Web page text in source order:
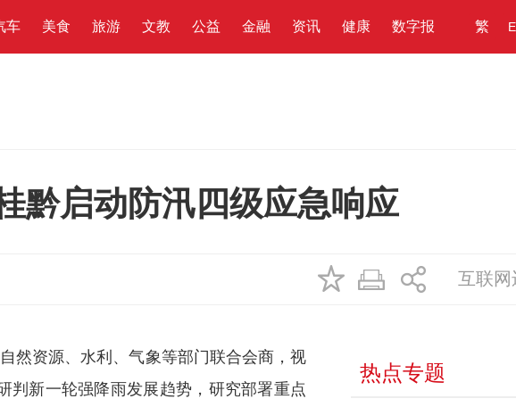
车 美食 旅游 文教 公益 金融 资讯 健康 数字报 繁
黔启动防汛四级应急响应
互联网
然资源、水利、气象等部门联合会商，视
判新一轮强降雨发展趋势，研究部署重点
热点专题